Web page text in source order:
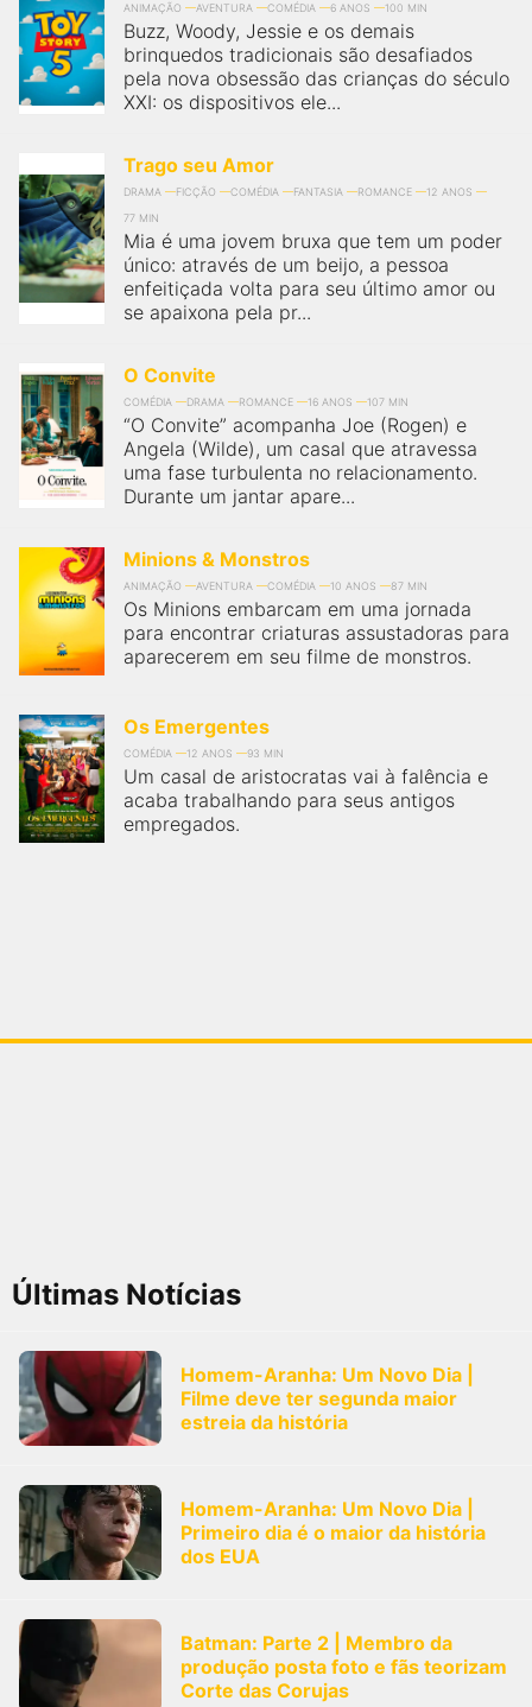
ANIMAÇÃO AVENTURA COMÉDIA 6 ANOS 100 MIN
Buzz, Woody, Jessie e os demais
brinquedos tradicionais são desafiados
pela nova obsessão das crianças do século
XXI: os dispositivos ele...
Trago seu Amor
DRAMA FICÇÃO COMÉDIA FANTASIA ROMANCE
12 ANOS
77 MIN
Mia é uma jovem bruxa que tem um poder
único: através de um beijo, a pessoa
enfeitiçada volta para seu último amor ou
se apaixona pela pr...
O Convite
COMÉDIA DRAMA ROMANCE 16 ANOS 107 MIN
“O Convite” acompanha Joe (Rogen) e
Angela (Wilde), um casal que atravessa
uma fase turbulenta no relacionamento.
Durante um jantar apare...
Minions & Monstros
ANIMAÇÃO AVENTURA COMÉDIA 10 ANOS 87 MIN
Os Minions embarcam em uma jornada
para encontrar criaturas assustadoras para
aparecerem em seu filme de monstros.
Os Emergentes
COMÉDIA 12 ANOS 93 MIN
Um casal de aristocratas vai à falência e
acaba trabalhando para seus antigos
empregados.
Últimas Notícias
Homem-Aranha: Um Novo Dia |
Filme deve ter segunda maior
estreia da história
Homem-Aranha: Um Novo Dia |
Primeiro dia é o maior da história
dos EUA
Batman: Parte 2 | Membro da
produção posta foto e fãs teorizam
Corte das Corujas